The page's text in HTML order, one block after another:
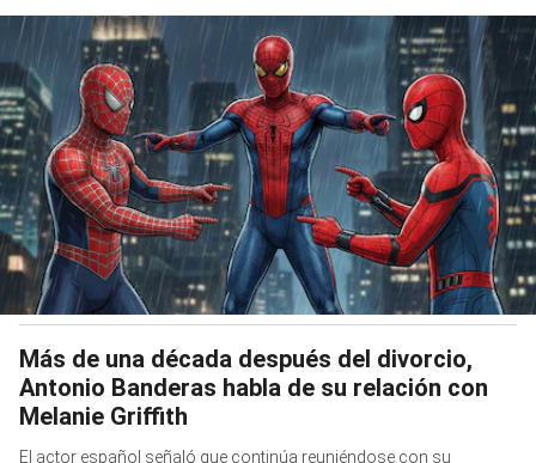
Más de una década después del divorcio,
Antonio Banderas habla de su relación con
Melanie Griffith
El actor español señaló que continúa reuniéndose con su